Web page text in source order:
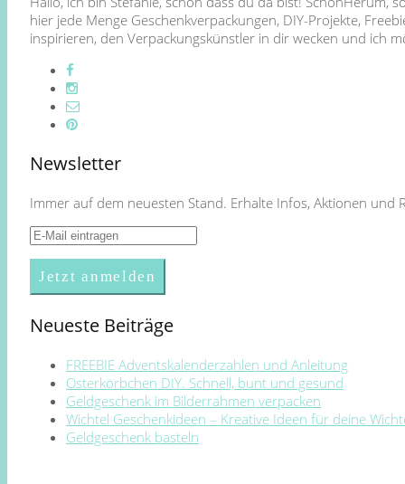
hier jede Menge Geschenkverpackungen, DIY-Projekte,
inspirieren, den Verpackungskünstler in dir wecken und ich
Newsletter
Immer auf dem neuesten Stand. Erhalte Infos, Aktionen und
Neueste Beiträge
FREEBIE Adventskalenderzahlen und Anleitung
Osterkörbchen DIY. Schnell, bunt und gesund
Geldgeschenk im Bilderrahmen verpacken
Wichtel Geschenkideen – Kreative Ideen für deine
Geldgeschenk basteln